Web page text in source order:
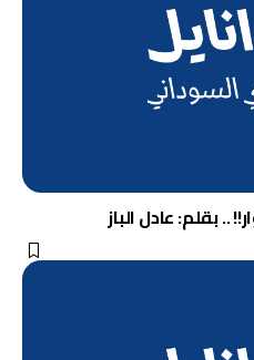
.. بقلم: عادل الباز